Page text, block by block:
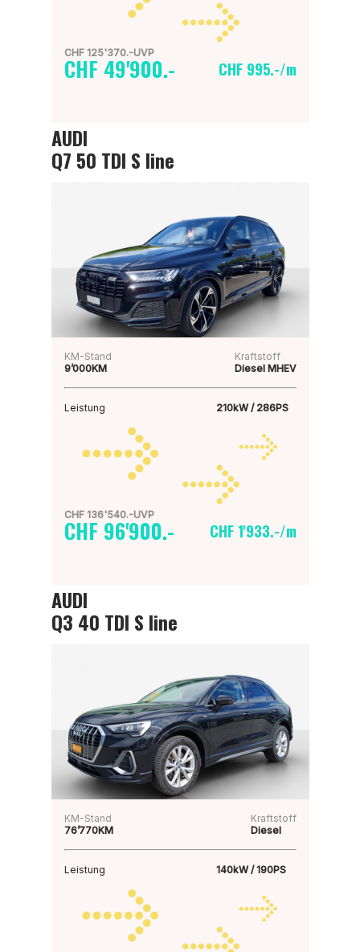
CHF 125'370.-UVP
CHF 49'900.- CHF 995.-/m
AUDI
Q7 50 TDI S line
KM-Stand
9’000KM
Kraftstoff
Diesel MHEV
Leistung 210kW / 286PS
CHF 136'540.-UVP
CHF 96'900.- CHF 1'933.-/m
AUDI
Q3 40 TDI S line
KM-Stand
76’770KM
Kraftstoff
Diesel
Leistung 140kW / 190PS